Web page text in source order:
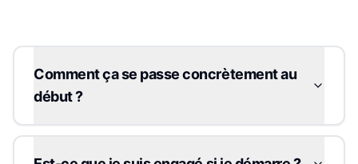
Comment ça se passe concrètement au
début ?